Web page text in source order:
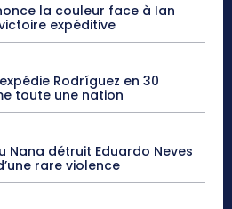
la couleur face à Ian
expéditive
Rodríguez en 30
toute une nation
Nana détruit Eduardo Neves
rare violence